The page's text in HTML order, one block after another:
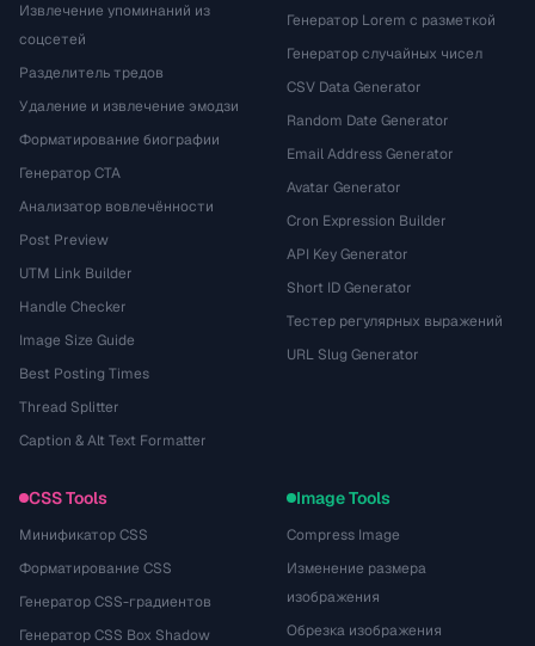
Извлечение упоминаний из
соцсетей
Разделитель тредов
Удаление и извлечение эмодзи
Форматирование биографии
Генератор CTA
Анализатор вовлечённости
Post Preview
UTM Link Builder
Handle Checker
Image Size Guide
Best Posting Times
Thread Splitter
Caption & Alt Text Formatter
Генератор Lorem с разметкой
Генератор случайных чисел
CSV Data Generator
Random Date Generator
Email Address Generator
Avatar Generator
Cron Expression Builder
API Key Generator
Short ID Generator
Тестер регулярных выражений
URL Slug Generator
CSS Tools
Минификатор CSS
Форматирование CSS
Генератор CSS-градиентов
Генератор CSS Box Shadow
Image Tools
Compress Image
Изменение размера
изображения
Обрезка изображения